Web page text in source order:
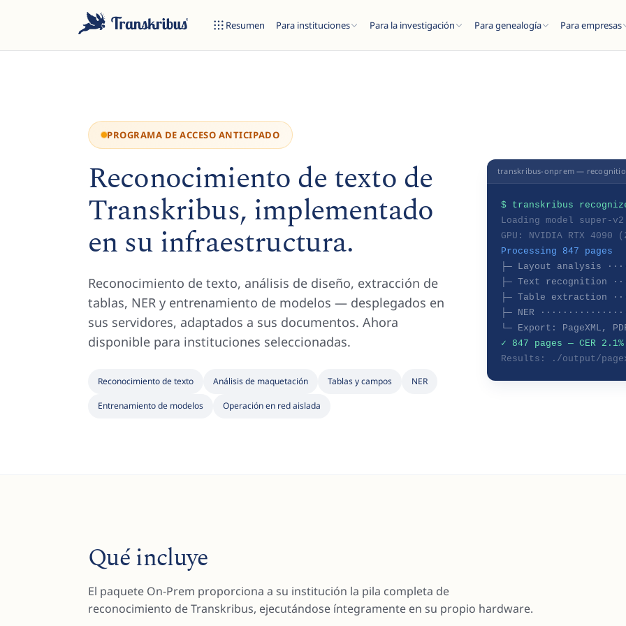
Resumen Para instituciones Para la investigación Para genealogía Para empresas
Empiece a escribir para buscar entre modelos, sites y artículos del blog...
PROGRAMA DE ACCESO ANTICIPADO
Reconocimiento de texto de
Transkribus, implementado
en su infraestructura.
Reconocimiento de texto, análisis de diseño, extracción de
tablas, NER y entrenamiento de modelos — desplegados en
sus servidores, adaptados a sus documentos. Ahora
disponible para instituciones seleccionadas.
Reconocimiento de texto Análisis de maquetación Tablas y campos NER
Entrenamiento de modelos Operación en red aislada
transkribus-onprem —
$ transkribus
Loading model super-
GPU: NVIDIA RTX 4090
Processing 847 pages
├─ Layout analysis
├─ Text recognition
├─ Table extraction
├─ NER
└─ Export: PageXML,
✓ 847 pages — CER
Results: ./output/
Qué incluye
El paquete On-Prem proporciona a su institución la pila completa de
reconocimiento de Transkribus, ejecutándose íntegramente en su propio hardware.